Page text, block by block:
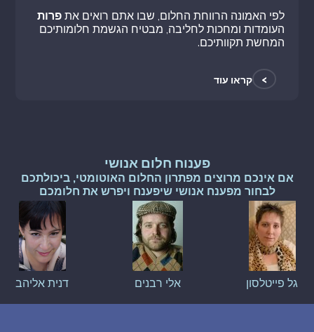
לפי האמונה הרווחת החלום, שבו אתם רואים אתפרות
העומדות ומחכות לחליבה, מבטיח הגשמת חלומותיכם
המחשת תקוותיכם.
> קראו עוד
פענוח חלום אנושי
אם אינכם מרוצים מפתרון החלום האוטומטי, ביכולתכם
לבחור מפענח אנושי שיפענח ויפרש את חלומכם
גל פייטלסון אלי רבנים דנית אליהב